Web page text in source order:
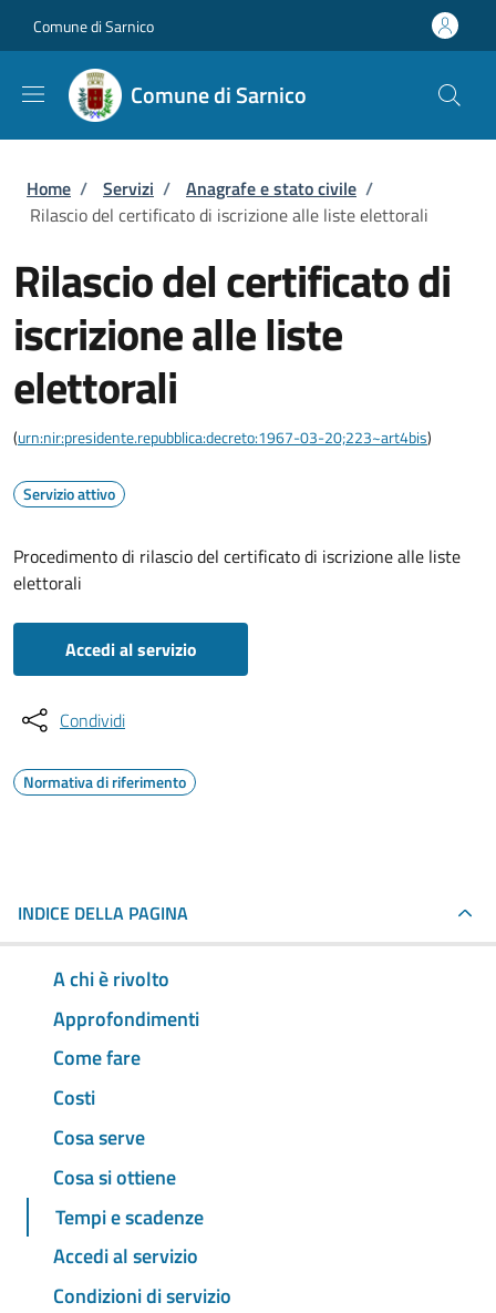
Comune di Sarnico
Comune di Sarnico
Briciole di pane
Home / Servizi / Anagrafe e stato civile /
Rilascio del certificato di iscrizione alle liste elettorali
Rilascio del certificato di
iscrizione alle liste
elettorali
(urn:nir:presidente.repubblica:decreto:1967-03-20;223~art4bis)
Servizio attivo
Procedimento di rilascio del certificato di iscrizione alle liste
elettorali
Accedi al servizio
Condividi
Normativa di riferimento
INDICE DELLA PAGINA
A chi è rivolto
Approfondimenti
Come fare
Costi
Cosa serve
Cosa si ottiene
Tempi e scadenze
Accedi al servizio
Condizioni di servizio